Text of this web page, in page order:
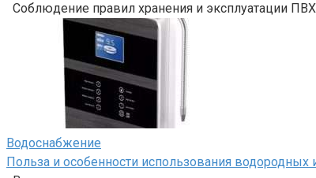
Соблюдение правил хранения и эксплуатации
Водоснабжение
Польза и особенности использования водородных